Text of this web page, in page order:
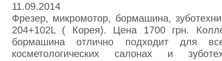
11.09.2014
Фрезер, микромотор, бормашина,
204+102L ( Корея). Цена 1700 грн.
бормашина отлично подходит для
косметологических салонах и